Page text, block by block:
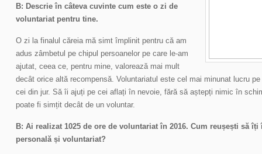
B: Descrie în câteva cuvinte cum este o zi de
voluntariat pentru tine.
O zi la finalul căreia mă simt împlinit pentru că am
adus zâmbetul pe chipul persoanelor pe care le-am
ajutat, ceea ce, pentru mine, valorează mai mult
decât orice altă recompensă. Voluntariatul este cel mai minunat lucru
cei din jur. Să îi ajuți pe cei aflați în nevoie, fără să aștepți nimic în
poate fi simțit decât de un voluntar.
B: Ai realizat 1025 de ore de voluntariat în 2016. Cum reușești să
personală și voluntariat?